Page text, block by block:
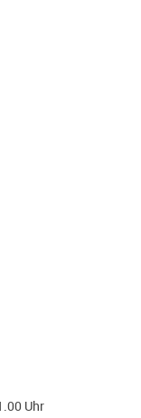
Uhr